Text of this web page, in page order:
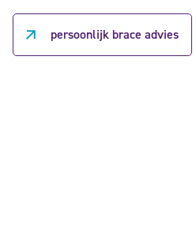
persoonlijk brace advies